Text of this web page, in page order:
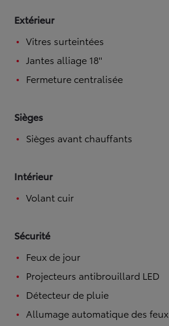
Extérieur
Vitres surteintées
Jantes alliage 18''
Fermeture centralisée
Sièges
Sièges avant chauffants
Intérieur
Volant cuir
Sécurité
Feux de jour
Projecteurs antibrouillard LED
Détecteur de pluie
Allumage automatique des feux